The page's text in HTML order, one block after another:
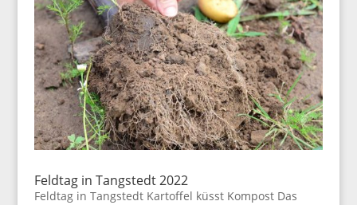
Feldtag in Tangstedt 2022
Feldtag in Tangstedt Kartoffel küsst Kompost Das